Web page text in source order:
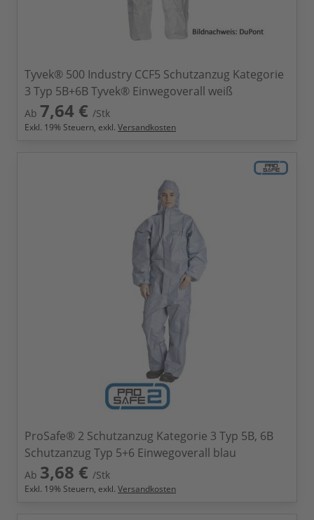
Tyvek® 500 Industry CCF5 Schutzanzug Kategorie
3 Typ 5B+6B Tyvek® Einwegoverall weiß
Ab 7,64 € /Stk
Exkl. 19% Steuern, exkl. Versandkosten
ProSafe® 2 Schutzanzug Kategorie 3 Typ 5B, 6B
Schutzanzug Typ 5+6 Einwegoverall blau
Ab 3,68 € /Stk
Exkl. 19% Steuern, exkl. Versandkosten